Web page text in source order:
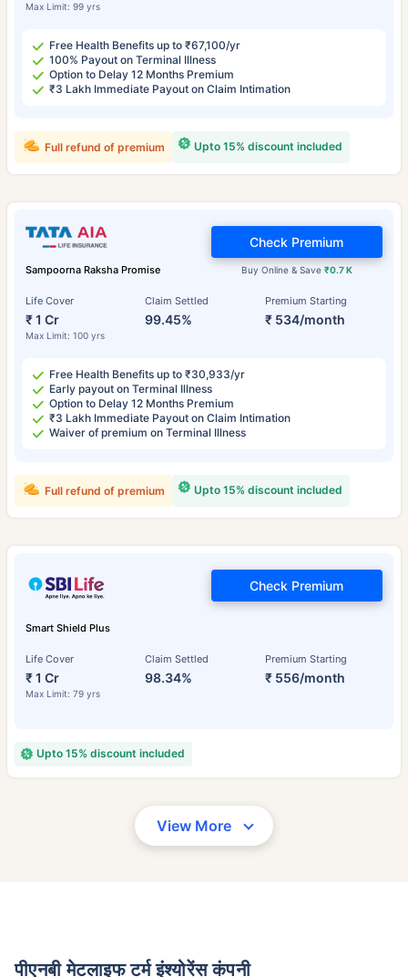
Max Limit: 99 yrs
Free Health Benefits up to ₹67,100/yr
100% Payout on Terminal Illness
Option to Delay 12 Months Premium
₹3 Lakh Immediate Payout on Claim Intimation
Upto 15% discount included
Full refund of premium
Sampoorna Raksha Promise
Life Cover
₹ 1 Cr
Max Limit: 100 yrs
Claim Settled
99.45%
Premium Starting
₹ 534/month
Buy Online & Save ₹0.7 K
Check Premium
Free Health Benefits up to ₹30,933/yr
Early payout on Terminal Illness
Option to Delay 12 Months Premium
₹3 Lakh Immediate Payout on Claim Intimation
Waiver of premium on Terminal Illness
Upto 15% discount included
Full refund of premium
Smart Shield Plus
Life Cover
₹ 1 Cr
Max Limit: 79 yrs
Claim Settled
98.34%
Premium Starting
₹ 556/month
Check Premium
Upto 15% discount included
View More
पीएनबी मेटलाइफ टर्म इंश्योरेंस कंपनी